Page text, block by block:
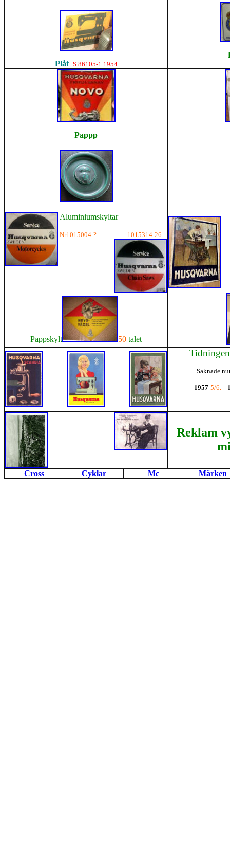
Plåt S 86105-1 1954
Pappp
Aluminiumskyltar
Nr1015004-? 1015314-26
Pappskylt 50 talet
Saknade
1957-5/6.
Reklam
Cross Cyklar Mc Märken